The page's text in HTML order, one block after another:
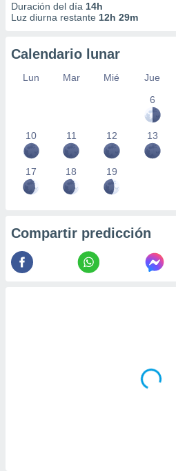
Duración del día 14h
Luz diurna restante 12h 29m
Calendario lunar
Lun Mar Mié Jue
6
10 11 12 13
17 18 19
Compartir predicción